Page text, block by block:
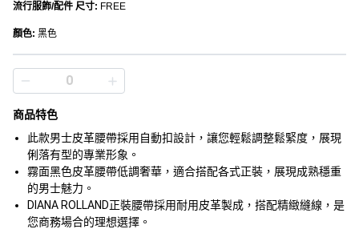
流行服飾/配件 尺寸: FREE
顏色: 黑色
商品特色
此款男士皮革腰帶採用自動扣設計，讓您輕鬆調整鬆緊度，展現
俐落有型的專業形象。
霧面黑色皮革腰帶低調奢華，適合搭配各式正裝，展現成熟穩重
的男士魅力。
DIANA ROLLAND正裝腰帶採用耐用皮革製成，搭配精緻縫線，是
您商務場合的理想選擇。